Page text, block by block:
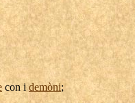
con idemòni;